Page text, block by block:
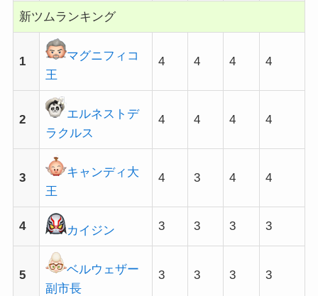
新ツムランキング
1
マグニフィコ
王
4 4 4 4
2
エルネストデ
ラクルス
4 4 4 4
3
キャンディ大
王
4 3 4 4
4 カイジン 3 3 3 3
5
ベルウェザー
副市長
3 3 3 3